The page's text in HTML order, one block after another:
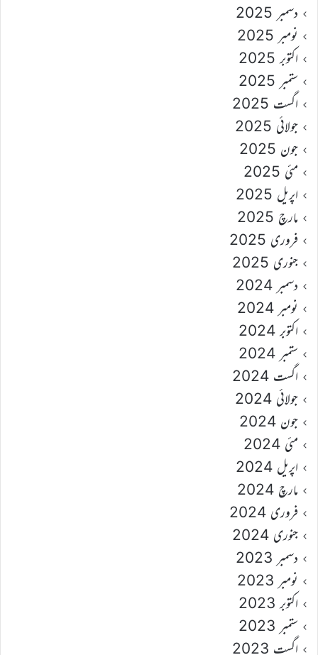
دسمبر 2025
نومبر 2025
اکتوبر 2025
ستمبر 2025
اگست 2025
جولائی 2025
جون 2025
مئی 2025
اپریل 2025
مارچ 2025
فروری 2025
جنوری 2025
دسمبر 2024
نومبر 2024
اکتوبر 2024
ستمبر 2024
اگست 2024
جولائی 2024
جون 2024
مئی 2024
اپریل 2024
مارچ 2024
فروری 2024
جنوری 2024
دسمبر 2023
نومبر 2023
اکتوبر 2023
ستمبر 2023
اگست 2023